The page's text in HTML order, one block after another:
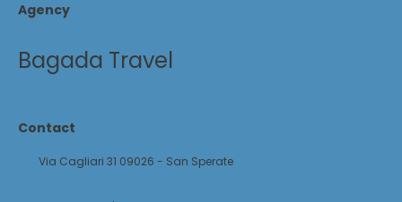
Agency
Bagada Travel
Contact
Via Cagliari 31 09026 - San Sperate